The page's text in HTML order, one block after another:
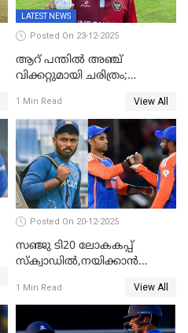
LATEST NEWS
Posted On 23-12-2025
ആറ് പന്തിൽ അഞ്ച്
വിക്കറ്റുമായി ചരിത്രം;
റെക്കോഡുമായി
ഇന്തോനേഷ്യൻ താരം
1 Min Read View All
Posted On 20-12-2025
സഞ്ജു ടി20 ലോകകപ്പ്
സ്‌ക്വാഡിൽ,നയിക്കാൻ
പ്രഖ്യാപിച്ച് ബി.സി.സി.ഐ
1 Min Read View All